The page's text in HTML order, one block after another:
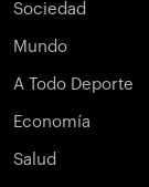
Sociedad
Mundo
A Todo Deporte
Economía
Salud